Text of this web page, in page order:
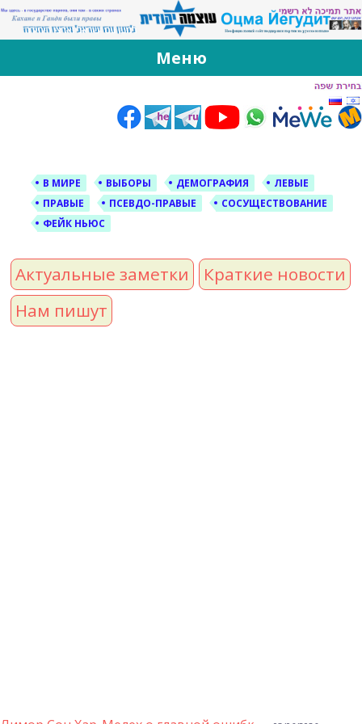
За Оцма Йегудит
עוצמה יהודית ברוסית ובעברית
Меню
В МИРЕ ВЫБОРЫ ДЕМОГРАФИЯ
ЛЕВЫЕ
ПРАВЫЕ
ПСЕВДО-ПРАВЫЕ
СОСУЩЕСТВОВАНИЕ
ФЕЙК НЬЮС
Актуальные заметки
Краткие новости
Нам пишут